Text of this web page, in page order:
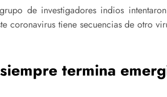
de investigadores indios
coronavirus tiene secuencias de otro
termina